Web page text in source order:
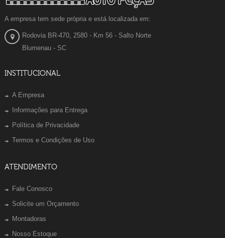
A empresa tem sede própria e está localizada em:
Rodovia BR-470, 2580 - Km 56 - Salto Norte
Blumenau - SC
INSTITUCIONAL
A Empresa
Informações para Entrega
Política de Privacidade
Termos e Condições de Uso
ATENDIMENTO
Fale Conosco
Solicite um Orçamento
Montadoras
Nosso Estoque